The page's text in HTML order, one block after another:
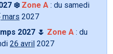
❄️ Zone A : du samedi
mars 2027
2027 🌷 Zone A : du
26 avril 2027